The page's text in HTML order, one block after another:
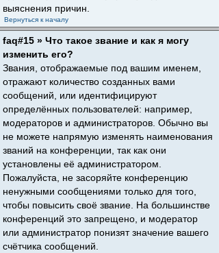
выяснения причин.
Вернуться к началу
faq#15 » Что такое звание и как я могу
изменить его?
Звания, отображаемые под вашим именем,
отражают количество созданных вами
сообщений, или идентифицируют
определённых пользователей: например,
модераторов и администраторов. Обычно вы
не можете напрямую изменять наименования
званий на конференции, так как они
установлены её администратором.
Пожалуйста, не засоряйте конференцию
ненужными сообщениями только для того,
чтобы повысить своё звание. На большинстве
конференций это запрещено, и модератор
или администратор понизят значение вашего
счётчика сообщений.